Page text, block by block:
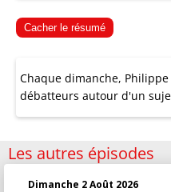
Cacher le résumé
Chaque dimanche,
débatteurs autour d'un
Les autres épisodes
Dimanche 2 Août 2026